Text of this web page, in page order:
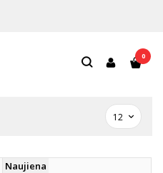
0
WELDED
Naujiena